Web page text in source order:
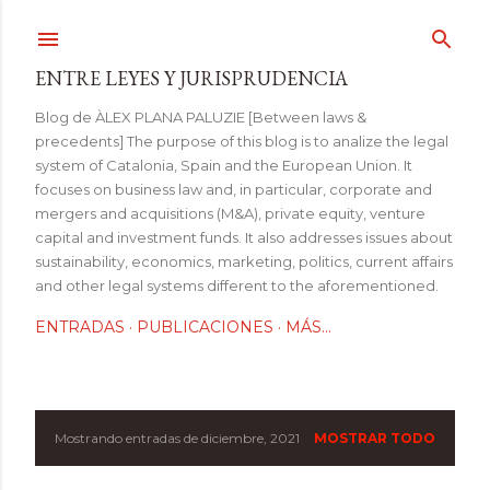
ENTRE LEYES Y JURISPRUDENCIA
Blog de ÀLEX PLANA PALUZIE [Between laws &
precedents] The purpose of this blog is to analize the legal
system of Catalonia, Spain and the European Union. It
focuses on business law and, in particular, corporate and
mergers and acquisitions (M&A), private equity, venture
capital and investment funds. It also addresses issues about
sustainability, economics, marketing, politics, current affairs
and other legal systems different to the aforementioned.
ENTRADAS PUBLICACIONES MÁS…
EMostrando entradas de diciembre, 2021 MOSTRAR TODO